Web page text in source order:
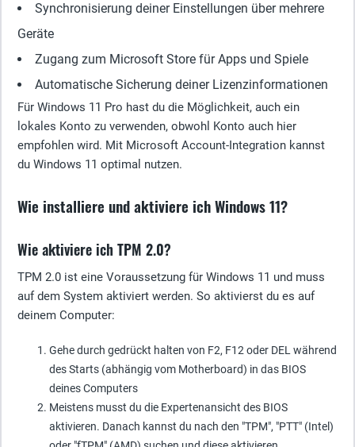
Synchronisierung deiner Einstellungen über mehrere
Geräte
Zugang zum Microsoft Store für Apps und Spiele
Automatische Sicherung deiner Lizenzinformationen
Für Windows 11 Pro hast du die Möglichkeit, auch ein
lokales Konto zu verwenden, obwohl Konto auch hier
empfohlen wird. Mit Microsoft Account-Integration kannst
du Windows 11 optimal nutzen.
Wie installiere und aktiviere ich Windows 11?
Wie aktiviere ich TPM 2.0?
TPM 2.0 ist eine Voraussetzung für Windows 11 und muss
auf dem System aktiviert werden. So aktivierst du es auf
deinem Computer:
Gehe durch gedrückt halten von F2, F12 oder DEL während
des Starts (abhängig vom Motherboard) in das BIOS
deines Computers
Meistens musst du die Expertenansicht des BIOS
aktivieren. Danach kannst du nach den "TPM", "PTT" (Intel)